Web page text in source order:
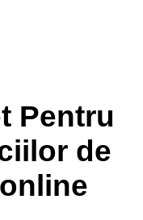
Pentru
de